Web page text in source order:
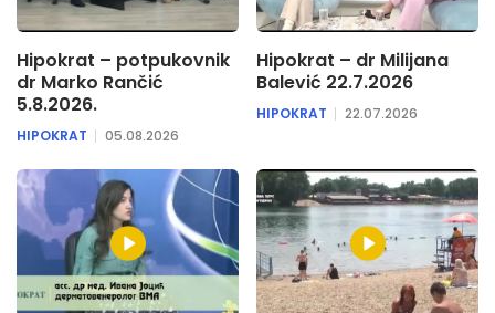
Hipokrat – potpukovnik
dr Marko Rančić
5.8.2026.
HIPOKRAT 05.08.2026
Hipokrat – dr Milijana
Balević 22.7.2026
HIPOKRAT 22.07.2026